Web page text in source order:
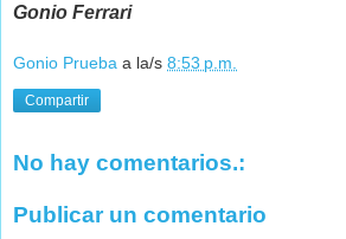
Gonio Ferrari
Gonio Prueba a la/s 8:53 p.m.
Compartir
No hay comentarios.:
Publicar un comentario